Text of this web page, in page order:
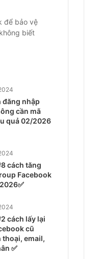
để bảo vệ
biết
đăng nhập
cần mã
quả 02/2026
cách tăng
Facebook
cách lấy lại
cũ
thoại, email,
✅